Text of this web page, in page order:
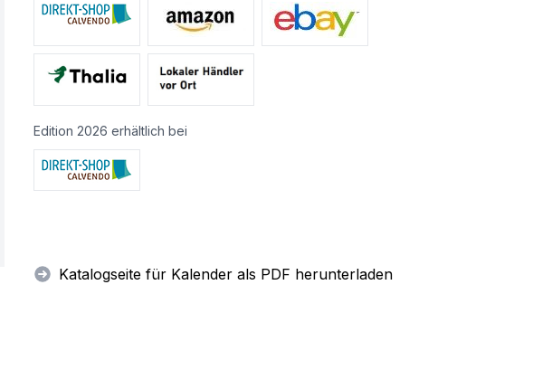
Edition 2026 erhältlich bei
Katalogseite für Kalender als PDF herunterladen